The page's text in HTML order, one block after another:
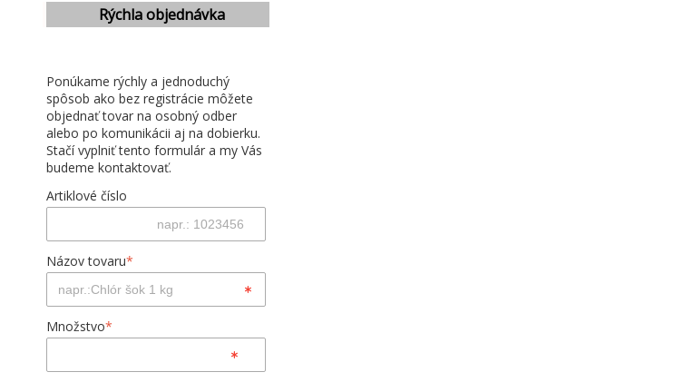
Rýchla objednávka
Ponúkame rýchly a jednoduchý
spôsob ako bez registrácie môžete
objednať tovar na osobný odber
alebo po komunikácii aj na dobierku.
Stačí vyplniť tento formulár a my Vás
budeme kontaktovať.
Artiklové číslo
Názov tovaru*
Množstvo*